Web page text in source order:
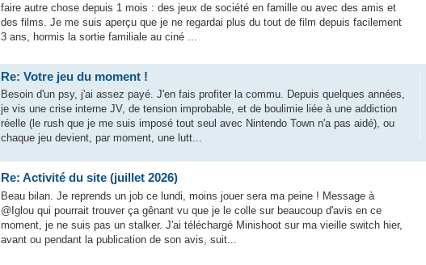
faire autre chose depuis 1 mois : des jeux de société en famille ou avec des amis et
des films. Je me suis aperçu que je ne regardai plus du tout de film depuis facilement
3 ans, hormis la sortie familiale au ciné ...
Re: Votre jeu du moment !
Besoin d'un psy, j'ai assez payé. J'en fais profiter la commu. Depuis quelques années,
je vis une crise interne JV, de tension improbable, et de boulimie liée à une addiction
réelle (le rush que je me suis imposé tout seul avec Nintendo Town n'a pas aidé), ou
chaque jeu devient, par moment, une lutt...
Re: Activité du site (juillet 2026)
Beau bilan. Je reprends un job ce lundi, moins jouer sera ma peine ! Message à
@Iglou qui pourrait trouver ça gênant vu que je le colle sur beaucoup d'avis en ce
moment, je ne suis pas un stalker. J'ai téléchargé Minishoot sur ma vieille switch hier,
avant ou pendant la publication de son avis, suit...